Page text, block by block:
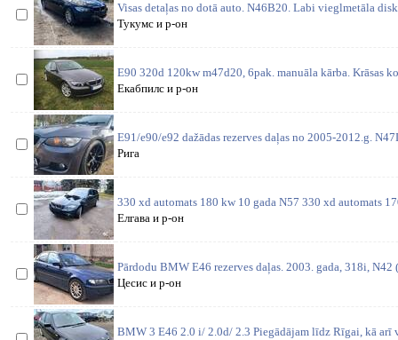
Visas detaļas no dotā auto. N46B20. Labi vieglmetāla
Тукумс и р-он
E90 320d 120kw m47d20, 6pak. manuāla kārba. Krāsas
Екабпилс и р-он
E91/e90/e92 dažādas rezerves daļas no 2005-2012.g.
Рига
330 xd automats 180 kw 10 gada N57 330 xd automats
Елгава и р-он
Pārdodu BMW E46 rezerves daļas. 2003. gada, 318i, N42
Цесис и р-он
BMW 3 E46 2.0 i/ 2.0d/ 2.3 Piegādājam līdz Rīgai, kā arī